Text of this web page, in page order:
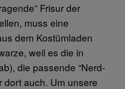
Frisur der
muss eine
dem Kostümladen
weil es die in
die passende “Nerd-
dort auch. Um unsere